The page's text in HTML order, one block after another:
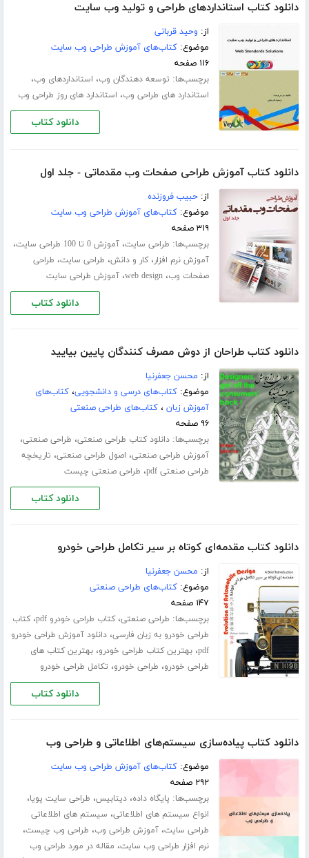
دانلود کتاب استانداردهای طراحی و تولید وب سایت
از: وحید قربانی
موضوع:کتاب‌های آموزش طراحی وب سایت
۱۱۶ صفحه
برچسب‌ها: توسعه دهندگان وب، استانداردهای وب،
استاندارد های طراحی وب، استاندارد های روز طراحی وب
دانلود کتاب
دانلود کتاب آموزش طراحی صفحات وب مقدماتی - جلد اول
از:حبیب فروزنده
موضوع:کتاب‌های آموزش طراحی وب سایت
۳۱۹ صفحه
برچسب‌ها: طراحی سایت،آموزش 0 تا 100 طراحی سایت ،
آموزش نرم افزار،کار و دانش، طراحی سایت، طراحی
صفحات وب،web design،آموزش طراحی سایت
دانلود کتاب
دانلود کتاب طراحان از دوش مصرف کنندگان پایین بیایید
از: محسن جعفرنیا
موضوع:کتاب‌های درسی و دانشجویی،کتاب‌های
آموزش زبان ،کتاب‌های طراحی صنعتی
۹۶ صفحه
برچسب‌ها:دانلود کتاب طراحی صنعتی، طراحی صنعتی،
آموزش طراحی صنعتی، اصول طراحی صنعتی، تاریخچه
طراحی صنعتی pdf
، طراحی صنعتی چیست
دانلود کتاب
دانلود کتاب مقدمه‌ای کوتاه بر سیر تکامل طراحی خودرو
از: محسن جعفرنیا
موضوع:کتاب‌های طراحی صنعتی
۱۴۷ صفحه
برچسب‌ها: طراحی صنعتی،کتاب طراحی خودرو pdf ،کتاب
طراحی خودرو به زبان فارسی،دانلود آموزش طراحی خودرو
pdf،بهترین کتاب طراحی خودرو،بهترین کتاب های
طراحی خودرو، طراحی خودرو، تکامل طراحی خودرو
دانلود کتاب
دانلود کتاب پیاده‌سازی سیستم‌های اطلاعاتی و طراحی وب
موضوع:کتاب‌های آموزش طراحی وب سایت
۲۹۲ صفحه
برچسب‌ها: پایگاه داده،دیتابیس، طراحی سایت پویا،
انواع سیستم های اطلاعاتی، سیستم های اطلاعاتی
طراحی سایت،آموزش طراحی وب، طراحی وب چیست،
نرم افزار طراحی وب سایت، مقاله در مورد طراحی وب